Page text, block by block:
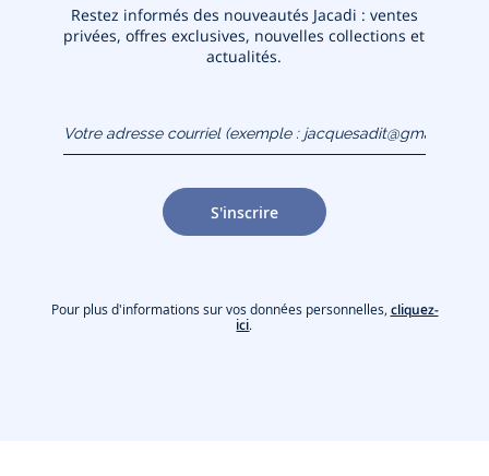
Restez informés des nouveautés Jacadi : ventes
privées, offres exclusives, nouvelles collections et
actualités.
(exemple :
jacquesadit@gmail.com)
S'inscrire
Pour plus d'informations sur vos données personnelles, cliquez-
ici.